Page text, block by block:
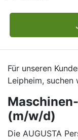
Für unseren
Leipheim,
(m/w/d)
Die AUGUSTA